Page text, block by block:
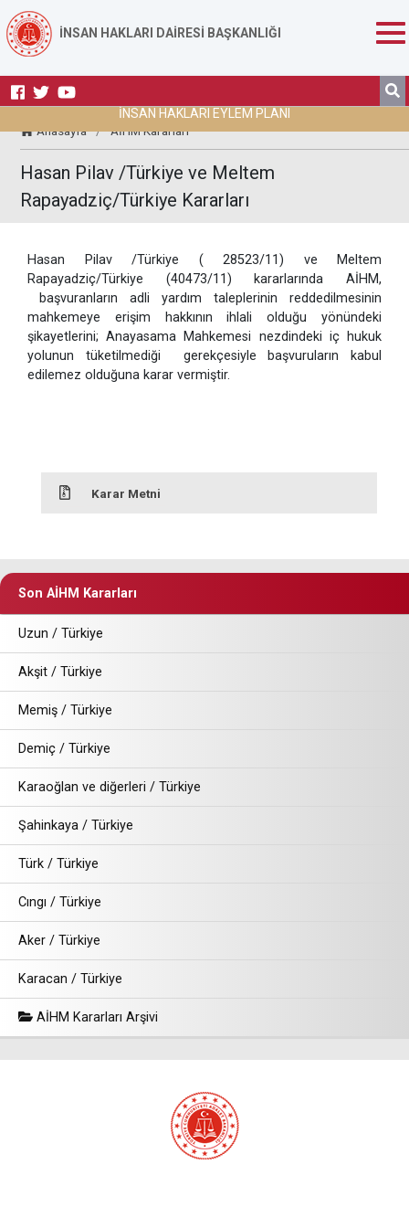
İNSAN HAKLARI DAİRESİ BAŞKANLIĞI
İNSAN HAKLARI EYLEM PLANI
Anasayfa / AİHM Kararları
Hasan Pilav /Türkiye ve Meltem
Rapayadziç/Türkiye Kararları
Hasan Pilav /Türkiye ( 28523/11) ve Meltem
Rapayadziç/Türkiye (40473/11) kararlarında AİHM,
başvuranların adli yardım taleplerinin reddedilmesinin
mahkemeye erişim hakkının ihlali olduğu yönündeki
şikayetlerini; Anayasama Mahkemesi nezdindeki iç hukuk
yolunun tüketilmediği gerekçesiyle başvuruların kabul
edilemez olduğuna karar vermiştir.
Karar Metni
Son AİHM Kararları
Uzun / Türkiye
Akşit / Türkiye
Memiş / Türkiye
Demiç / Türkiye
Karaoğlan ve diğerleri / Türkiye
Şahinkaya / Türkiye
Türk / Türkiye
Cıngı / Türkiye
Aker / Türkiye
Karacan / Türkiye
AİHM Kararları Arşivi